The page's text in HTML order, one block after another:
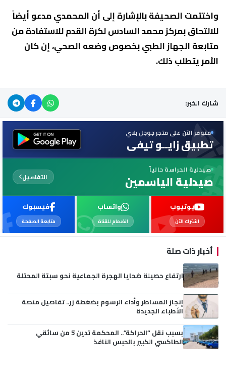
واختتمت الصحيفة بالإشارة إلى أن المحمدي مدعو أيضاً
للالتحاق بمركز محمد السادس لكرة القدم للاستفادة من
متابعة الجهاز الطبي بخصوص وضعه الصحي، إن كان
الأمر يتطلب ذلك.
شارك الخبر:
متوفر الآن على متجر جوجل بلاي
تطبيق زايــو تيفي
صيدلية الحراسة حالياً
صيدلية الياسمين التفاصيل
يوتيوب
اشترك الآن
واتساب
انضمام للقناة
فيسبوك
متابعة الصفحة
أخبار ذات صلة
ارتفاع حصيلة ضحايا الهجرة الجماعية نحو سبتة المحتلة
إنجاز المساطر وأداء الرسوم بضغطة زر.. تفاصيل منصة
الأطباء الجديدة
بسبب نقل “الحراكة”.. المحكمة تدين 5 من سائقي
الطاكسي الكبير بالحبس النافذ